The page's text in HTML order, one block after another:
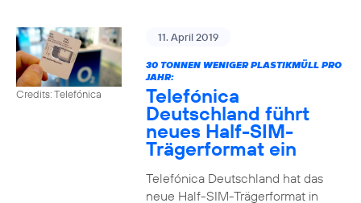
Credits: Telefónica
11. April 2019
30 TONNEN WENIGER PLASTIKMÜLL PRO
JAHR:
Telefónica
Deutschland führt
neues Half-SIM-
Trägerformat ein
Telefónica Deutschland hat das
neue Half-SIM-Trägerformat in